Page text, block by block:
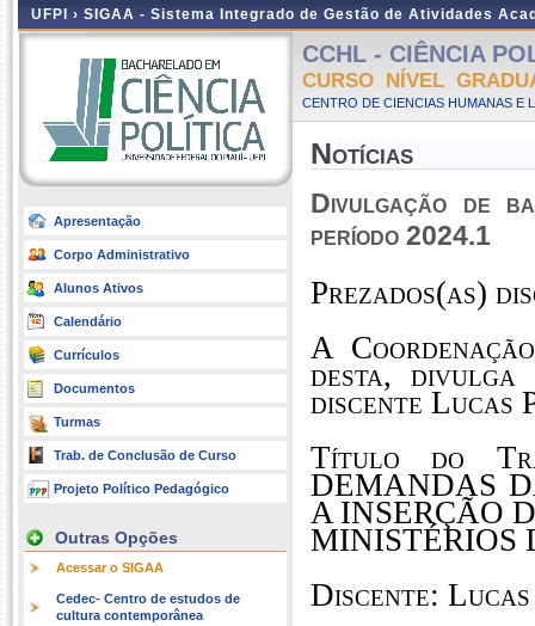
UFPI › SIGAA - Sistema Integrado de Gestão de Atividades
Apresentação
Corpo Administrativo
Alunos Ativos
Calendário
Currículos
Documentos
Turmas
Trab. de Conclusão de Curso
Projeto Político Pedagógico
Outras Opções
Acessar o SIGAA
Cedec- Centro de estudos de
cultura contemporânea
CCHL - CIÊNCIA
CURSO NÍVEL
CENTRO DE CIENCIAS HUMANAS E
Notícias
Divulgação de
período 2024.1
Prezados(as)
A
desta,
discente Lucas
Título do
DEMANDAS
A INSERÇÃO
MINISTÉRIOS
Discente: